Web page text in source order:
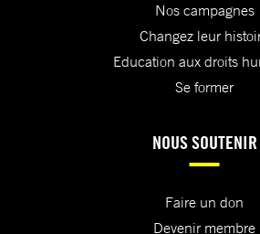
Nos campagnes
Changez leur
Education aux droits
Se former
NOUS SOUTENIR
Faire un don
Devenir membre